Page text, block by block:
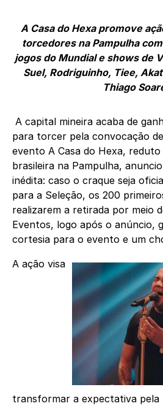
A Casa do Hexa promove
torcedores na Pampulha
jogos do Mundial e shows de
Suel, Rodriguinho, Tiee,
Thiago
A capital mineira acaba de
para torcer pela convocação
evento A Casa do Hexa,
brasileira na Pampulha,
inédita: caso o craque seja
para a Seleção, os 200
realizarem a retirada por meio
Eventos, logo após o anúncio,
cortesia para o evento e um
A ação visa
transformar a expectativa pela